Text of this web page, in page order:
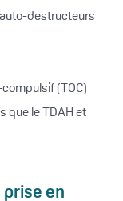
destructeurs
(TOC)
que le TDAH et
en